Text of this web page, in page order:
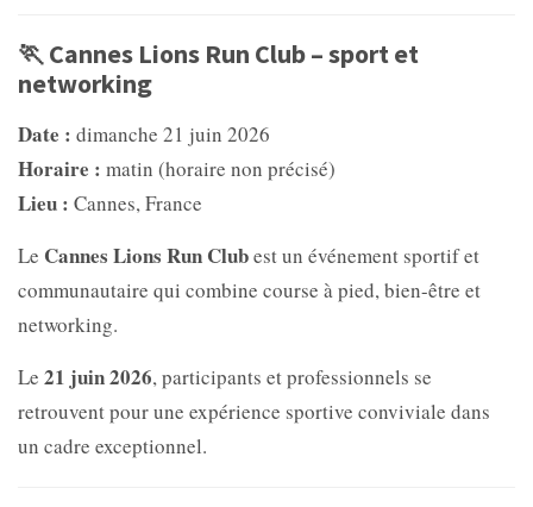
🏃 Cannes Lions Run Club – sport et
networking
Date : dimanche 21 juin 2026
Horaire : matin (horaire non précisé)
Lieu : Cannes, France
Le Cannes Lions Run Clubest un événement sportif et
communautaire qui combine course à pied, bien-être et
networking.
Le 21 juin 2026, participants et professionnels se
retrouvent pour une expérience sportive conviviale dans
un cadre exceptionnel.